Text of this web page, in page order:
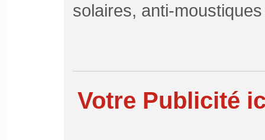
solaires, anti-
Votre Publicité